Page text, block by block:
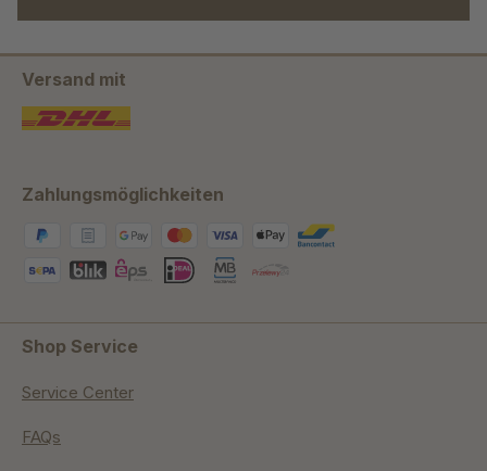
Versand mit
Zahlungsmöglichkeiten
Shop Service
Service Center
FAQs